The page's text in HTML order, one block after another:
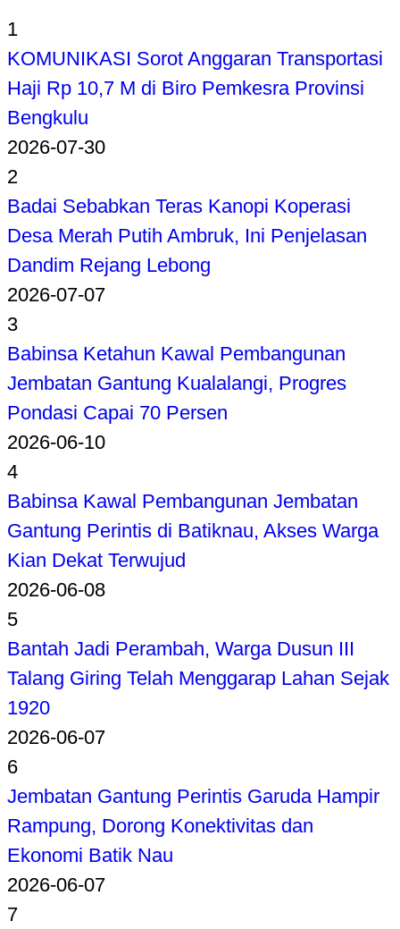
1
KOMUNIKASI Sorot Anggaran Transportasi
Haji Rp 10,7 M di Biro Pemkesra Provinsi
Bengkulu
2026-07-30
2
Badai Sebabkan Teras Kanopi Koperasi
Desa Merah Putih Ambruk, Ini Penjelasan
Dandim Rejang Lebong
2026-07-07
3
Babinsa Ketahun Kawal Pembangunan
Jembatan Gantung Kualalangi, Progres
Pondasi Capai 70 Persen
2026-06-10
4
Babinsa Kawal Pembangunan Jembatan
Gantung Perintis di Batiknau, Akses Warga
Kian Dekat Terwujud
2026-06-08
5
Bantah Jadi Perambah, Warga Dusun III
Talang Giring Telah Menggarap Lahan Sejak
1920
2026-06-07
6
Jembatan Gantung Perintis Garuda Hampir
Rampung, Dorong Konektivitas dan
Ekonomi Batik Nau
2026-06-07
7